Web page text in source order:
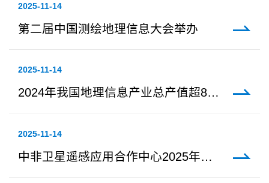
2025-11-14
第二届中国测绘地理信息大会举办
2025-11-14
2024年我国地理信息产业总产值超8500亿元
2025-11-14
中非卫星遥感应用合作中心2025年会议周开幕